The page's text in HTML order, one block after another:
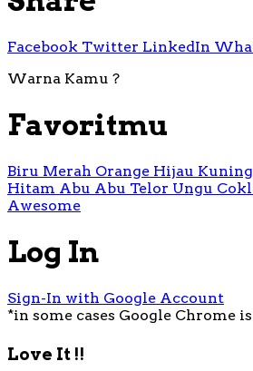
Facebook Twitter LinkedIn
Warna Kamu ?
Favoritmu
Biru Merah Orange Hijau Kuning
Hitam Abu Abu Telor Ungu
Awesome
Log In
Sign-In with Google Account
*in some cases Google Chrome
Love It !!